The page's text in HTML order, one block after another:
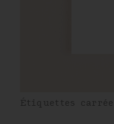
Étiquettes